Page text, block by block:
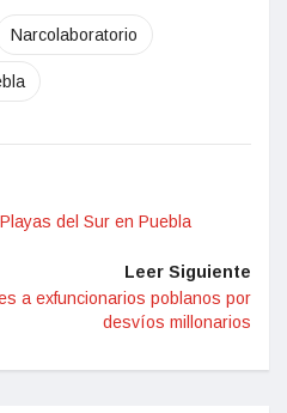
Narcolaboratorio
del Sur en Puebla
Leer Siguiente
a exfuncionarios poblanos por
desvíos millonarios